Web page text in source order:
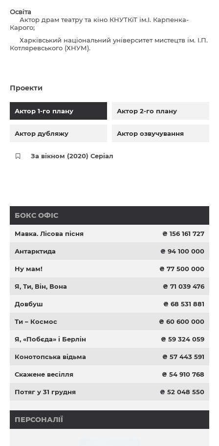
Освіта
Актор драм театру та кіно КНУТКіТ ім.І. Карпенка-
Карого;
Харківський національний університет мистецтв ім. І.П.
Котляревського (ХНУМ).
Проекти
Актор 1-го плану Актор 2-го плану
Актор дубляжу Актор озвучування
За вікном (2020) Серіал
БОКС ОФІС
Мавка. Лісова пісня ₴ 156 161 727
Антарктида ₴ 94 100 000
Ну мам! ₴ 77 500 000
Я, Ти, Він, Вона ₴ 71 039 476
Довбуш ₴ 68 531 881
Ти – Космос ₴ 60 600 000
Я, «Побєда» і Берлін ₴ 59 324 059
Конотопська відьма ₴ 57 443 591
Скажене весілля ₴ 54 910 768
Потяг у 31 грудня ₴ 52 048 550
ПЕРСОНАЛІЇ